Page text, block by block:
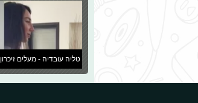
טליה עובדיה - מעלים זיכרון